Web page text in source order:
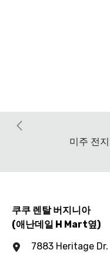
미주 전
쿠쿠 렌탈 버지니아
(애난데일 H Mart옆)
7883 Heritage Dr.